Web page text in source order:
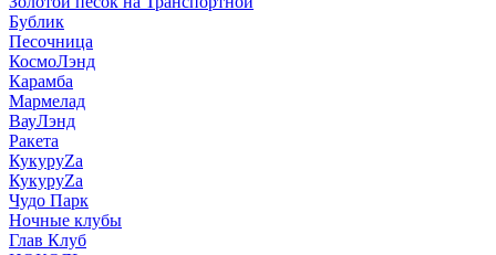
Бублик
Песочница
КосмоЛэнд
Карамба
Мармелад
ВауЛэнд
Ракета
КукуруZа
КукуруZа
Чудо Парк
Ночные клубы
Глав Клуб